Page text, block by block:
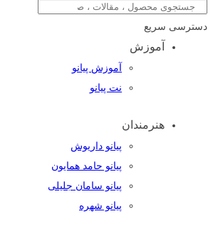
دسترسی سریع
آموزش
آموزش پیانو
نت پیانو
هنرمندان
پیانو داریوش
پیانو حامد همایون
پیانو سامان جلیلی
پیانو شهره